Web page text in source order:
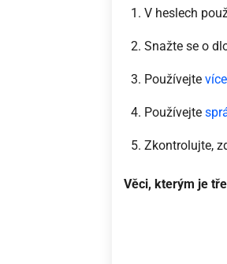
V heslech
Snažte se o
Používejte
Používejte
Zkontrolujte,
Věci, kterým je